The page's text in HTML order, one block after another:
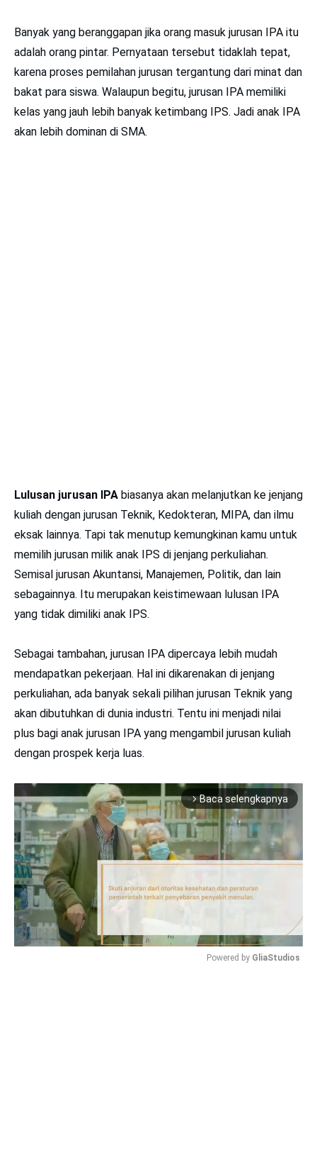
Banyak yang beranggapan jika orang masuk jurusan IPA itu
adalah orang pintar. Pernyataan tersebut tidaklah tepat,
karena proses pemilahan jurusan tergantung dari minat dan
bakat para siswa. Walaupun begitu, jurusan IPA memiliki
kelas yang jauh lebih banyak ketimbang IPS. Jadi anak IPA
akan lebih dominan di SMA.
Lulusan jurusan IPA biasanya akan melanjutkan ke jenjang
kuliah dengan jurusan Teknik, Kedokteran, MIPA, dan ilmu
eksak lainnya. Tapi tak menutup kemungkinan kamu untuk
memilih jurusan milik anak IPS di jenjang perkuliahan.
Semisal jurusan Akuntansi, Manajemen, Politik, dan lain
sebagainnya. Itu merupakan keistimewaan lulusan IPA
yang tidak dimiliki anak IPS.
Sebagai tambahan, jurusan IPA dipercaya lebih mudah
mendapatkan pekerjaan. Hal ini dikarenakan di jenjang
perkuliahan, ada banyak sekali pilihan jurusan Teknik yang
akan dibutuhkan di dunia industri. Tentu ini menjadi nilai
plus bagi anak jurusan IPA yang mengambil jurusan kuliah
dengan prospek kerja luas.
arrow_forward_ios Baca selengkapnya
Powered by GliaStudios